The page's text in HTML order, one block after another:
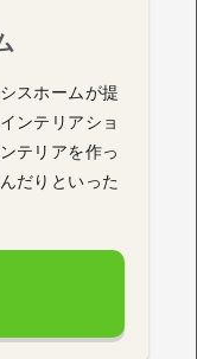
スホームが提
ンテリアショ
テリアを作っ
だりといった